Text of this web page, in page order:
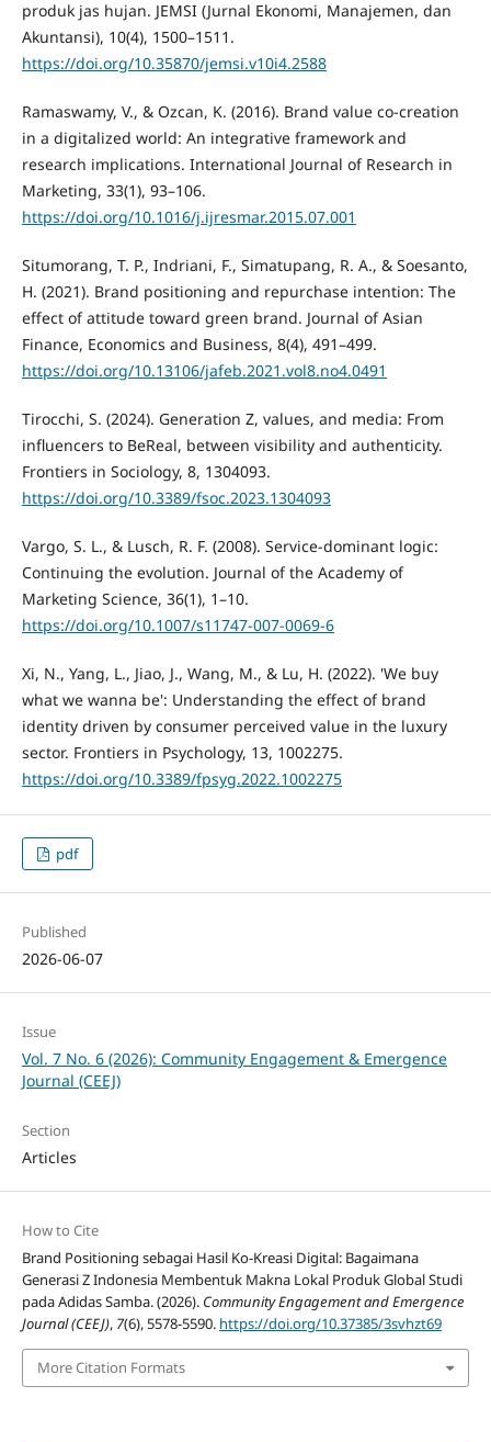
produk jas hujan. JEMSI (Jurnal Ekonomi, Manajemen, dan
Akuntansi), 10(4), 1500–1511.
https://doi.org/10.35870/jemsi.v10i4.2588
Ramaswamy, V., & Ozcan, K. (2016). Brand value co-creation
in a digitalized world: An integrative framework and
research implications. International Journal of Research in
Marketing, 33(1), 93–106.
https://doi.org/10.1016/j.ijresmar.2015.07.001
Situmorang, T. P., Indriani, F., Simatupang, R. A., & Soesanto,
H. (2021). Brand positioning and repurchase intention: The
effect of attitude toward green brand. Journal of Asian
Finance, Economics and Business, 8(4), 491–499.
https://doi.org/10.13106/jafeb.2021.vol8.no4.0491
Tirocchi, S. (2024). Generation Z, values, and media: From
influencers to BeReal, between visibility and authenticity.
Frontiers in Sociology, 8, 1304093.
https://doi.org/10.3389/fsoc.2023.1304093
Vargo, S. L., & Lusch, R. F. (2008). Service-dominant logic:
Continuing the evolution. Journal of the Academy of
Marketing Science, 36(1), 1–10.
https://doi.org/10.1007/s11747-007-0069-6
Xi, N., Yang, L., Jiao, J., Wang, M., & Lu, H. (2022). 'We buy
what we wanna be': Understanding the effect of brand
identity driven by consumer perceived value in the luxury
sector. Frontiers in Psychology, 13, 1002275.
https://doi.org/10.3389/fpsyg.2022.1002275
pdf
Published
2026-06-07
Issue
Vol. 7 No. 6 (2026): Community Engagement & Emergence
Journal (CEEJ)
Section
Articles
How to Cite
Brand Positioning sebagai Hasil Ko-Kreasi Digital: Bagaimana
Generasi Z Indonesia Membentuk Makna Lokal Produk Global Studi
pada Adidas Samba. (2026). Community Engagement and Emergence
Journal (CEEJ), 7(6), 5578-5590. https://doi.org/10.37385/3svhzt69
More Citation Formats